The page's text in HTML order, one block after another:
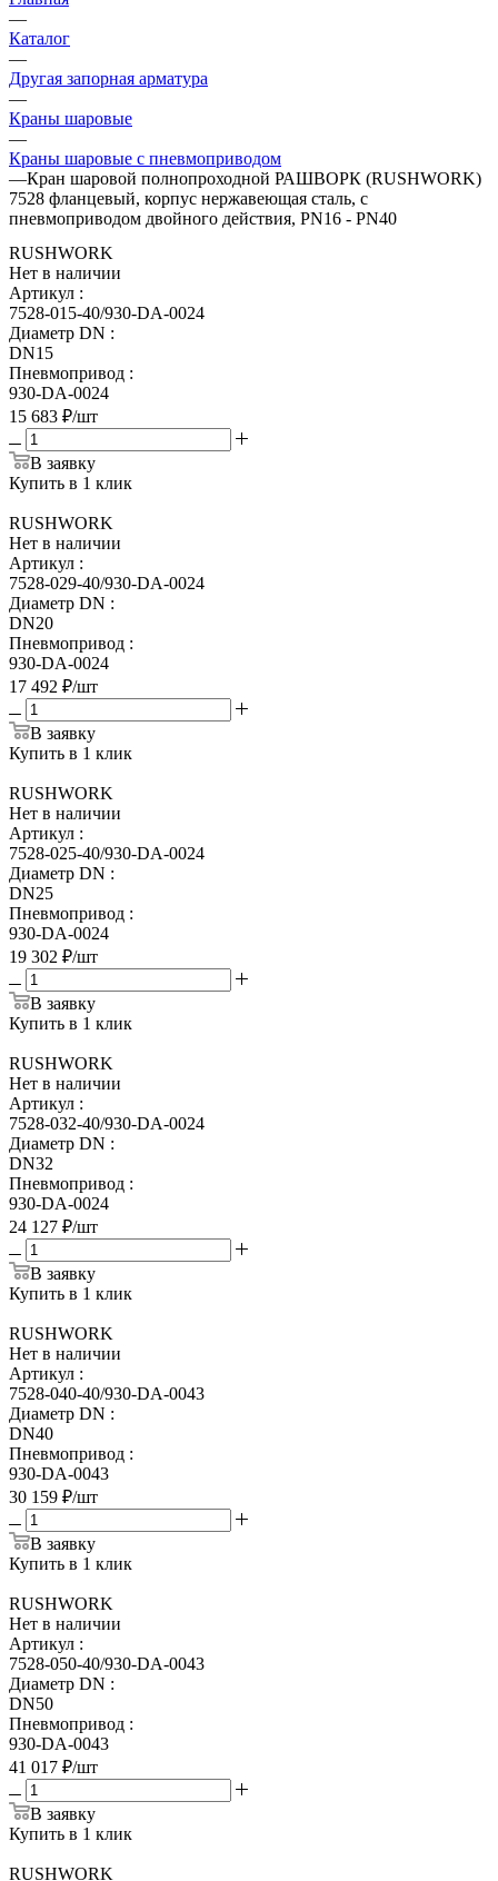
—
Каталог
—
Другая запорная арматура
—
Краны шаровые
—
Краны шаровые с пневмоприводом
—Кран шаровой полнопроходной РАШВОРК (RUSHWORK)
7528 фланцевый, корпус нержавеющая сталь, с
пневмоприводом двойного действия, PN16 - PN40
RUSHWORK
Нет в наличии
Артикул :
7528-015-40/930-DA-0024
Диаметр DN :
DN15
Пневмопривод :
930-DA-0024
15 683 ₽/шт
В заявку
Купить в 1 клик
RUSHWORK
Нет в наличии
Артикул :
7528-029-40/930-DA-0024
Диаметр DN :
DN20
Пневмопривод :
930-DA-0024
17 492 ₽/шт
В заявку
Купить в 1 клик
RUSHWORK
Нет в наличии
Артикул :
7528-025-40/930-DA-0024
Диаметр DN :
DN25
Пневмопривод :
930-DA-0024
19 302 ₽/шт
В заявку
Купить в 1 клик
RUSHWORK
Нет в наличии
Артикул :
7528-032-40/930-DA-0024
Диаметр DN :
DN32
Пневмопривод :
930-DA-0024
24 127 ₽/шт
В заявку
Купить в 1 клик
RUSHWORK
Нет в наличии
Артикул :
7528-040-40/930-DA-0043
Диаметр DN :
DN40
Пневмопривод :
930-DA-0043
30 159 ₽/шт
В заявку
Купить в 1 клик
RUSHWORK
Нет в наличии
Артикул :
7528-050-40/930-DA-0043
Диаметр DN :
DN50
Пневмопривод :
930-DA-0043
41 017 ₽/шт
В заявку
Купить в 1 клик
RUSHWORK